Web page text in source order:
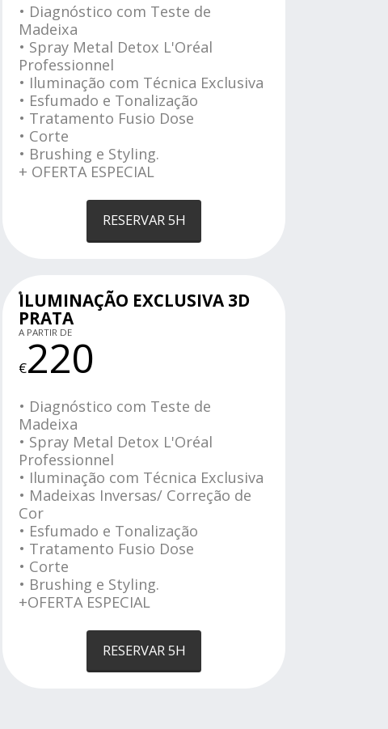
• Diagnóstico com Teste de
Madeixa
• Spray Metal Detox L'Oréal
Professionnel
• Iluminação com Técnica Exclusiva
• Esfumado e Tonalização
• Tratamento Fusio Dose
• Corte
• Brushing e Styling.
+ OFERTA ESPECIAL
RESERVAR 5H
ILUMINAÇÃO EXCLUSIVA 3D
PRATA
A PARTIR DE
€220
• Diagnóstico com Teste de
Madeixa
• Spray Metal Detox L'Oréal
Professionnel
• Iluminação com Técnica Exclusiva
• Madeixas Inversas/ Correção de
Cor
• Esfumado e Tonalização
• Tratamento Fusio Dose
• Corte
• Brushing e Styling.
+OFERTA ESPECIAL
RESERVAR 5H